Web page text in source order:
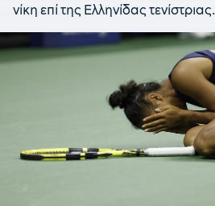
νίκη επί της Ελληνίδας τενίστριας.